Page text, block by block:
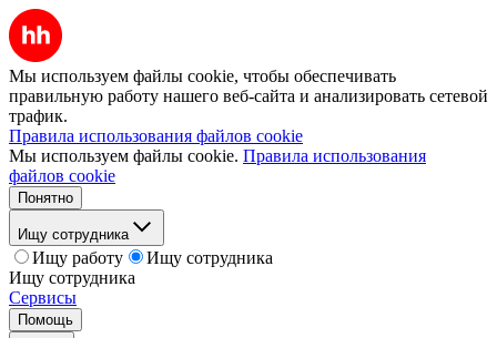
Мы используем файлы cookie, чтобы обеспечивать
правильную работу нашего веб-сайта и анализировать сетевой
трафик.
Правила использования файлов cookie
Мы используем файлы cookie. Правила использования
файлов cookie
Понятно
Ищу сотрудника
Ищу работу
Ищу сотрудника
Ищу сотрудника
Сервисы
Помощь